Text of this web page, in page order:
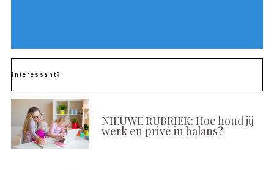
Interessant?
NIEUWE RUBRIEK: Hoe houd jij
werk en privé in balans?